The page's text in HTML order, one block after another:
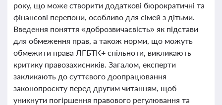
року, що може створити додаткові бюрократичні та
фінансові перепони, особливо для сімей з дітьми.
Введення поняття «доброзвичаєвість» як підстави
для обмеження прав, а також норми, що можуть
обмежити права ЛГБТК+ спільноти, викликають
критику правозахисників. Загалом, експерти
закликають до суттєвого доопрацювання
законопроєкту перед другим читанням, щоб
уникнути погіршення правового регулювання та